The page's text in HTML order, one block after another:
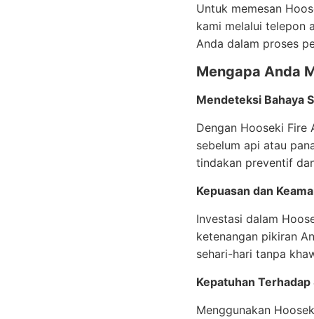
Untuk memesan
kami melalui telepon
Anda dalam proses
Mengapa Anda
Mendeteksi Bahaya
Dengan Hooseki Fire
sebelum api atau
tindakan preventif
Kepuasan dan
Investasi dalam
ketenangan pikiran
sehari-hari tanpa
Kepatuhan
Menggunakan